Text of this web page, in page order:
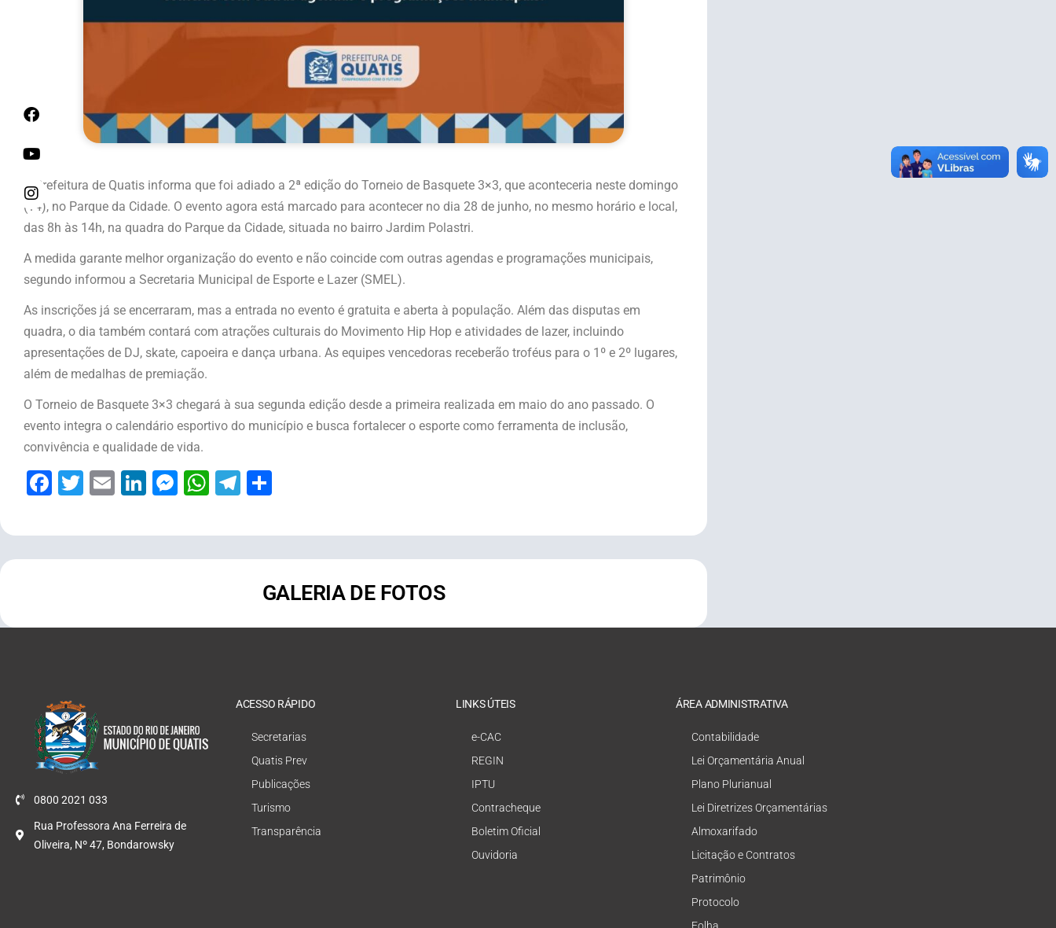
A Prefeitura de Quatis informa que foi adiado a 2ª edição do Torneio de Basquete 3×3, que aconteceria neste domingo
(14), no Parque da Cidade. O evento agora está marcado para acontecer no dia 28 de junho, no mesmo horário e local,
das 8h às 14h, na quadra do Parque da Cidade, situada no bairro Jardim Polastri.
A medida garante melhor organização do evento e não coincide com outras agendas e programações municipais,
segundo informou a Secretaria Municipal de Esporte e Lazer (SMEL).
As inscrições já se encerraram, mas a entrada no evento é gratuita e aberta à população. Além das disputas em
quadra, o dia também contará com atrações culturais do Movimento Hip Hop e atividades de lazer, incluindo
apresentações de DJ, skate, capoeira e dança urbana. As equipes vencedoras receberão troféus para o 1º e 2º lugares,
além de medalhas de premiação.
O Torneio de Basquete 3×3 chegará à sua segunda edição desde a primeira realizada em maio do ano passado. O
evento integra o calendário esportivo do município e busca fortalecer o esporte como ferramenta de inclusão,
convivência e qualidade de vida.
Facebook
Twitter
EmailLinkedIn
Messenger
WhatsApp
Telegram
GALERIA DE FOTOS
0800 2021 033
Rua Professora Ana Ferreira de
Oliveira, Nº 47, Bondarowsky
ACESSO RÁPIDO
Secretarias
Quatis Prev
Publicações
Turismo
Transparência
LINKS ÚTEIS
e-CAC
REGIN
IPTU
Contracheque
Boletim Oficial
Ouvidoria
ÁREA ADMINISTRATIVA
Contabilidade
Lei Orçamentária Anual
Plano Plurianual
Lei Diretrizes Orçamentárias
Almoxarifado
Licitação e Contratos
Patrimônio
Protocolo